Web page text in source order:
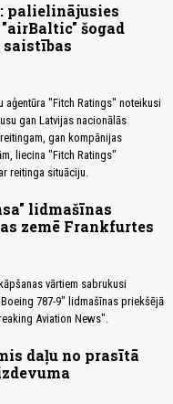
palielinājusies
šogad
aģentūra "Fitch Ratings" noteikusi
gan Latvijas nacionālās
gan kompānijas
liecina "Fitch Ratings"
reitinga situāciju.
lidmašīnas
zemē Frankfurtes
vārtiem sabrukusi
787-9" lidmašīnas priekšējā
Aviation News".
daļu no prasītā